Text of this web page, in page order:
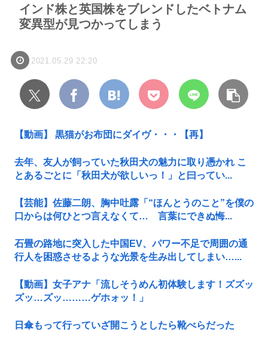
インド株と英国株をブレンドしたベトナム
変異型が見つかってしまう
2021.05.29 22:20
【動画】 黒猫がお布団にダイヴ・・・【再】
去年、友人が飼っていた秋田犬の魅力に取り憑かれ こ
とあるごとに「秋田犬が欲しいっ！」と曰ってい...
【芸能】佐藤二朗、胸中吐露「“ほんとうのこと”を僕の
口からは何ひとつ言えなくて… 言葉にできぬ悔...
石畳の路地に突入した中国EV、パワー不足で周囲の通
行人を困惑させるような光景を生み出してしまい…...
【動画】女子アナ「流しそうめん初体験します！ズズッ
ズッ…ズッ………ゲホォッ！」
日傘もって行っていざ開こうとしたら靴べらだった